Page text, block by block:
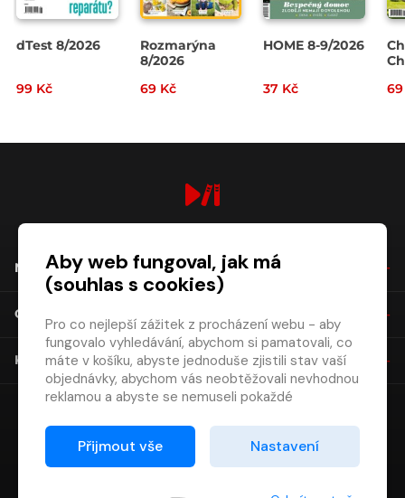
dTest 8/2026
99 Kč
Rozmarýna
8/2026
69 Kč
HOME 8-9/2026
37 Kč
NÁKUP
O SPOLEČNOSTI
KONTAKT
Aby web fungoval, jak má
(souhlas s cookies)
Pro co nejlepší zážitek z procházení webu - aby
fungovalo vyhledávání, abychom si pamatovali, co
máte v košíku, abyste jednoduše zjistili stav vaší
objednávky, abychom vás neobtěžovali nevhodnou
reklamou a abyste se nemuseli pokaždé
Proto od vás potřebujeme souhlas se
zpracováním souborů cookies
Přijmout vše Nastavení